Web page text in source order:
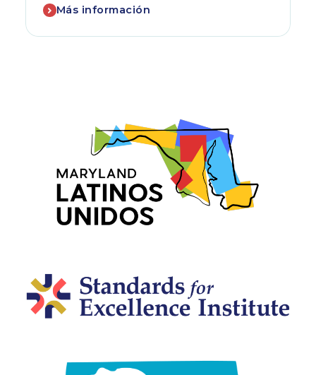
Más información